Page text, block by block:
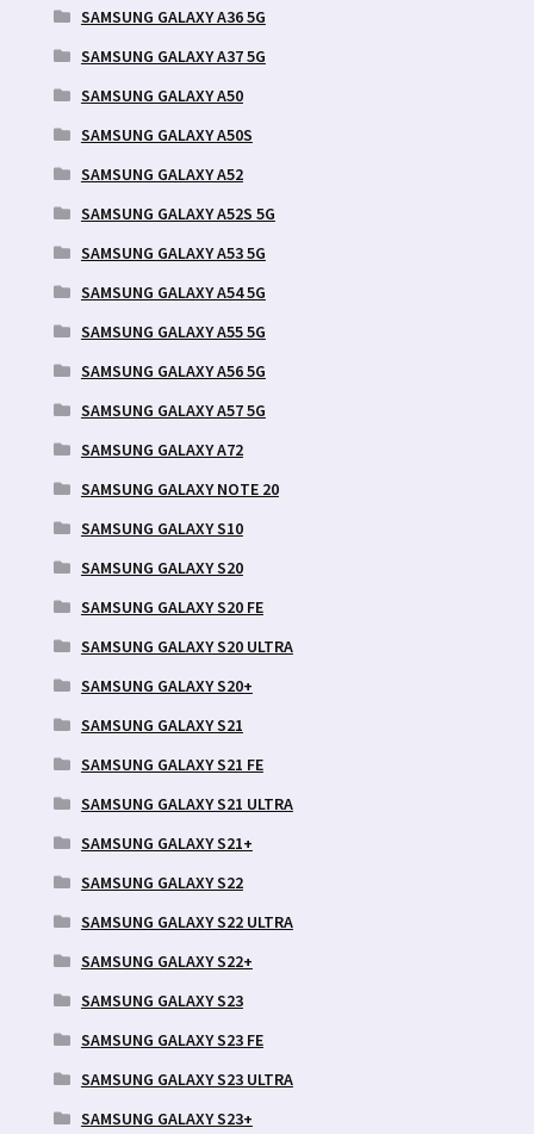
SAMSUNG GALAXY A36 5G
SAMSUNG GALAXY A37 5G
SAMSUNG GALAXY A50
SAMSUNG GALAXY A50S
SAMSUNG GALAXY A52
SAMSUNG GALAXY A52S 5G
SAMSUNG GALAXY A53 5G
SAMSUNG GALAXY A54 5G
SAMSUNG GALAXY A55 5G
SAMSUNG GALAXY A56 5G
SAMSUNG GALAXY A57 5G
SAMSUNG GALAXY A72
SAMSUNG GALAXY NOTE 20
SAMSUNG GALAXY S10
SAMSUNG GALAXY S20
SAMSUNG GALAXY S20 FE
SAMSUNG GALAXY S20 ULTRA
SAMSUNG GALAXY S20+
SAMSUNG GALAXY S21
SAMSUNG GALAXY S21 FE
SAMSUNG GALAXY S21 ULTRA
SAMSUNG GALAXY S21+
SAMSUNG GALAXY S22
SAMSUNG GALAXY S22 ULTRA
SAMSUNG GALAXY S22+
SAMSUNG GALAXY S23
SAMSUNG GALAXY S23 FE
SAMSUNG GALAXY S23 ULTRA
SAMSUNG GALAXY S23+